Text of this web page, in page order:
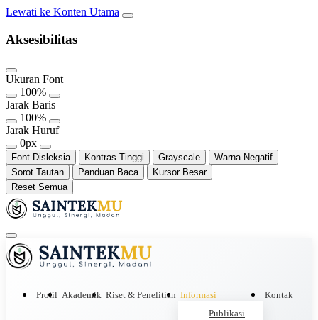
Lewati ke Konten Utama
Aksesibilitas
Ukuran Font
100%
Jarak Baris
100%
Jarak Huruf
0px
Font Disleksia Kontras Tinggi Grayscale
Warna Negatif
Sorot Tautan
Panduan Baca
Kursor Besar
Reset Semua
Profil Akademik Riset & Penelitian Informasi
Publikasi
Kontak